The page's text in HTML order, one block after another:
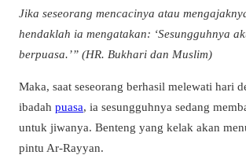
Jika seseorang mencacinya atau
hendaklah ia mengatakan: ‘Sesungguhnya
berpuasa.’” (HR. Bukhari dan Muslim)
Maka, saat seseorang berhasil melewati hari
ibadah puasa, ia sesungguhnya sedang
untuk jiwanya. Benteng yang kelak akan
pintu Ar-Rayyan.